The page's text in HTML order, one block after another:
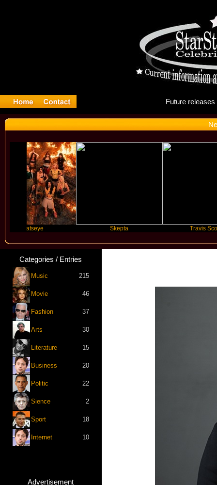
Travis Scott
Categories / Entries
Music 215
Movie 46
Fashion 37
Arts 30
Literature 15
Business 20
Politic 22
Sience 2
Sport 18
Internet 10
Advertisement